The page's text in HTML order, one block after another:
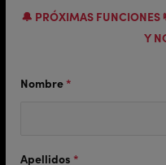
🔔 PRÓXIMAS FUNCIONES
Y
Nombre *
Apellidos *